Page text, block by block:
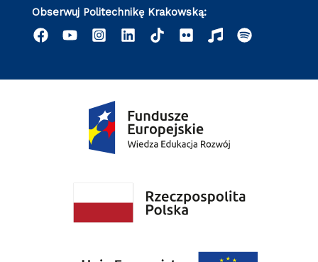
Obserwuj Politechnikę Krakowską: